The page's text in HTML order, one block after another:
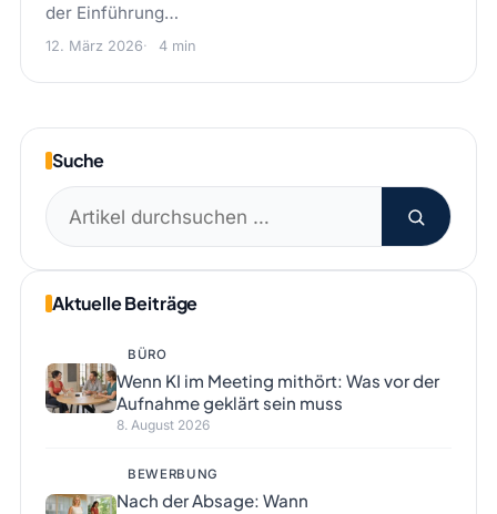
der Einführung…
12. März 2026 4 min
Suche
Suchen
nach:
Aktuelle Beiträge
BÜRO
Wenn KI im Meeting mithört: Was vor der
Aufnahme geklärt sein muss
8. August 2026
BEWERBUNG
Nach der Absage: Wann